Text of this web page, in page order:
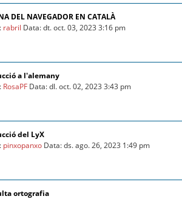
DEL NAVEGADOR EN CATALÀ
rabril Data: dt. oct. 03, 2023 3:16 pm
a l'alemany
RosaPF Data: dl. oct. 02, 2023 3:43 pm
del LyX
pinxopanxo Data: ds. ago. 26, 2023 1:49 pm
ortografia